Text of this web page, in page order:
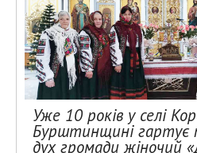
Уже 10 років у селі
Бурштинщині гартує
дух громади жіночий